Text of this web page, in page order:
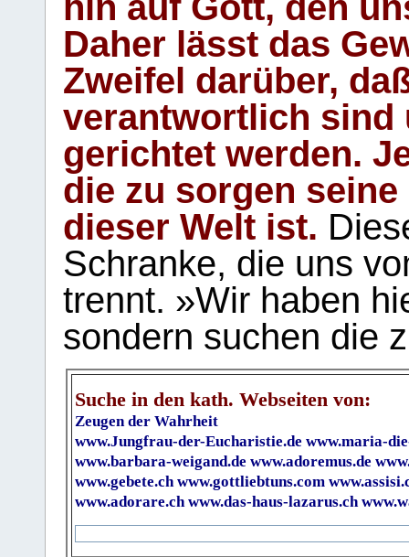
Daher lässt das
Zweifel darüber,
verantwortlich sind
gerichtet werden.
die zu sorgen
dieser Welt ist.
Schranke, die uns
trennt. »Wir haben
sondern suchen die
Suche in den kath. Webseiten von:
Zeugen der Wahrheit
www.Jungfrau-der-Eucharistie.de www.maria-
www.barbara-weigand.de www.adoremus.de
www.gebete.ch www.gottliebtuns.com
www.adorare.ch www.das-haus-lazarus.ch